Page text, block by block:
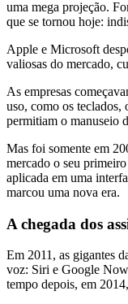
uma mega projeção.
que se tornou hoje:
Apple e Microsoft
valiosas do mercado,
As empresas
uso, como os teclados,
permitiam o manuseio
Mas foi somente em
mercado o seu
aplicada em uma
marcou uma nova era.
A chegada dos
Em 2011, as gigantes
voz: Siri e Google
tempo depois, em